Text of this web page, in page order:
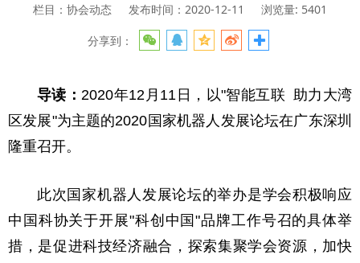
栏目：协会动态 发布时间：2020-12-11 浏览量: 5401
分享到：
导读： 2020年12月11日，以"智能互联 助力大湾
区发展"为主题的2020国家机器人发展论坛在广东深圳
隆重召开。
此次国家机器人发展论坛的举办是学会积极响应
中国科协关于开展"科创中国"品牌工作号召的具体举
措，是促进科技经济融合，探索集聚学会资源，加快